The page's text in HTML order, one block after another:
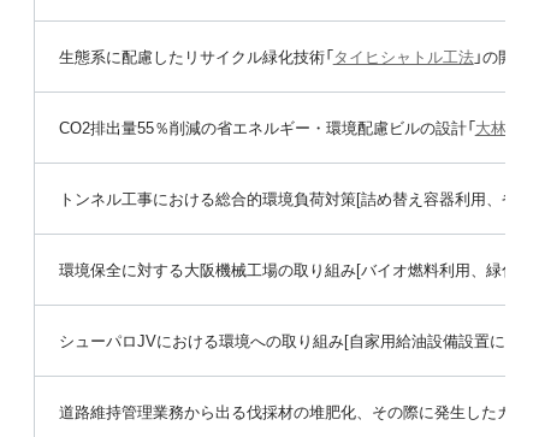
生態系に配慮したリサイクル緑化技術「タイヒシャトル工法」の開発
CO2排出量55％削減の省エネルギー・環境配慮ビルの設計「大林組
トンネル工事における総合的環境負荷対策[詰め替え容器利用、省
環境保全に対する大阪機械工場の取り組み[バイオ燃料利用、緑化
シューパロJVにおける環境への取り組み[自家用給油設備設置によ
道路維持管理業務から出る伐採材の堆肥化、その際に発生したカ